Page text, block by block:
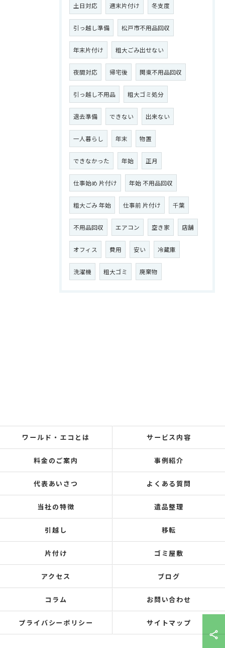
土日対応 週末片付け 冬支度
引っ越し準備 松戸市不用品回収
年末片付け 粗大ごみ出せない
夜間対応 帰宅後 関東不用品回収
引っ越し不用品 粗大ゴミ処分
退去準備 できない 出来ない
一人暮らし 年末 物置
できなかった 年始 正月
仕事始め 片付け 年始 不用品回収
粗大ごみ 年始 仕事前 片付け 千葉
不用品回収 エアコン 空き家 店舗
オフィス 費用 安い 冷蔵庫
洗濯機 粗大ゴミ 廃棄物
ワールド・エコとは サービス内容
料金のご案内 事例紹介
代表あいさつ よくある質問
当社の特徴 遺品整理
引越し 移転
片付け ゴミ屋敷
アクセス ブログ
コラム お問い合わせ
プライバシーポリシー サイトマップ